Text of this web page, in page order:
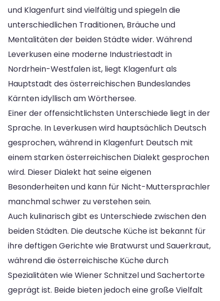
und Klagenfurt sind vielfältig und spiegeln die
unterschiedlichen Traditionen, Bräuche und
Mentalitäten der beiden Städte wider. Während
Leverkusen eine moderne Industriestadt in
Nordrhein-Westfalen ist, liegt Klagenfurt als
Hauptstadt des österreichischen Bundeslandes
Kärnten idyllisch am Wörthersee.
Einer der offensichtlichsten Unterschiede liegt in der
Sprache. In Leverkusen wird hauptsächlich Deutsch
gesprochen, während in Klagenfurt Deutsch mit
einem starken österreichischen Dialekt gesprochen
wird. Dieser Dialekt hat seine eigenen
Besonderheiten und kann für Nicht-Muttersprachler
manchmal schwer zu verstehen sein.
Auch kulinarisch gibt es Unterschiede zwischen den
beiden Städten. Die deutsche Küche ist bekannt für
ihre deftigen Gerichte wie Bratwurst und Sauerkraut,
während die österreichische Küche durch
Spezialitäten wie Wiener Schnitzel und Sachertorte
geprägt ist. Beide bieten jedoch eine große Vielfalt